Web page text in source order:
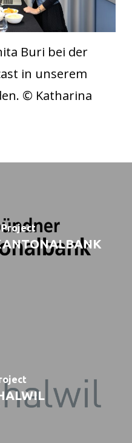
Buri bei der
in unserem
© Katharina